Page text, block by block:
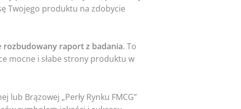
Twojego produktu na zdobycie
rozbudowany raport z badania. To
mocne i słabe strony produktu w
Brązowej „Perły Rynku FMCG”